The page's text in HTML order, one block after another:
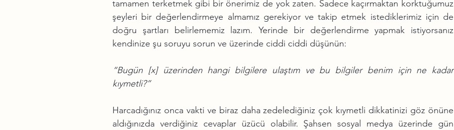
tamamen terketmek gibi bir önerimiz de yok zaten. Sadece kaçırmaktan korktuğumuz
şeyleri bir değerlendirmeye almamız gerekiyor ve takip etmek istediklerimiz için de
doğru şartları belirlememiz lazım. Yerinde bir değerlendirme yapmak istiyorsanız
kendinize şu soruyu sorun ve üzerinde ciddi ciddi düşünün:
“Bugün [x] üzerinden hangi bilgilere ulaştım ve bu bilgiler benim için ne kadar
kıymetli?”
Harcadığınız onca vakti ve biraz daha zedelediğiniz çok kıymetli dikkatinizi göz önüne
aldığınızda verdiğiniz cevaplar üzücü olabilir. Şahsen sosyal medya üzerinde gün